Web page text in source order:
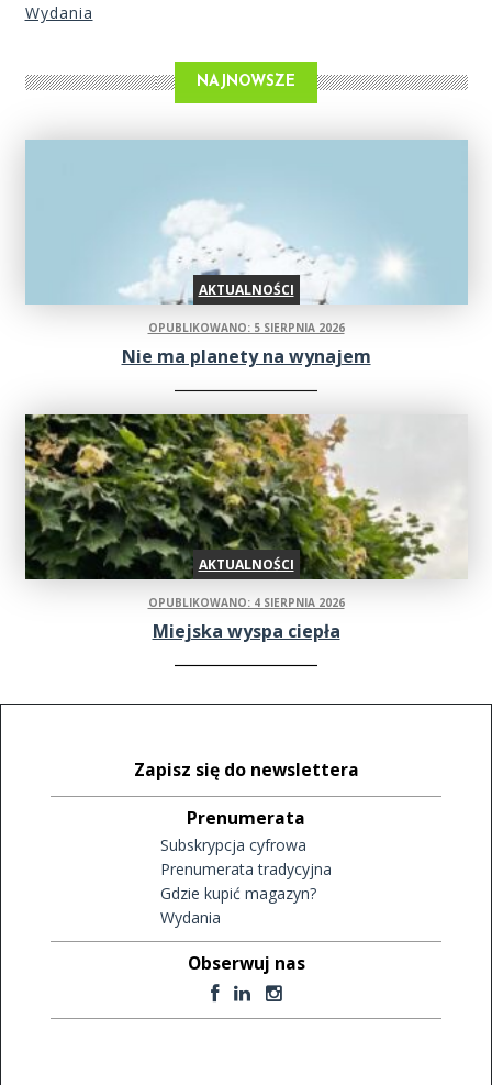
Wydania
NAJNOWSZE
AKTUALNOŚCI
OPUBLIKOWANO: 5 SIERPNIA 2026
Nie ma planety na wynajem
AKTUALNOŚCI
OPUBLIKOWANO: 4 SIERPNIA 2026
Miejska wyspa ciepła
Zapisz się do newslettera
Prenumerata
Subskrypcja cyfrowa
Prenumerata tradycyjna
Gdzie kupić magazyn?
Wydania
Obserwuj nas